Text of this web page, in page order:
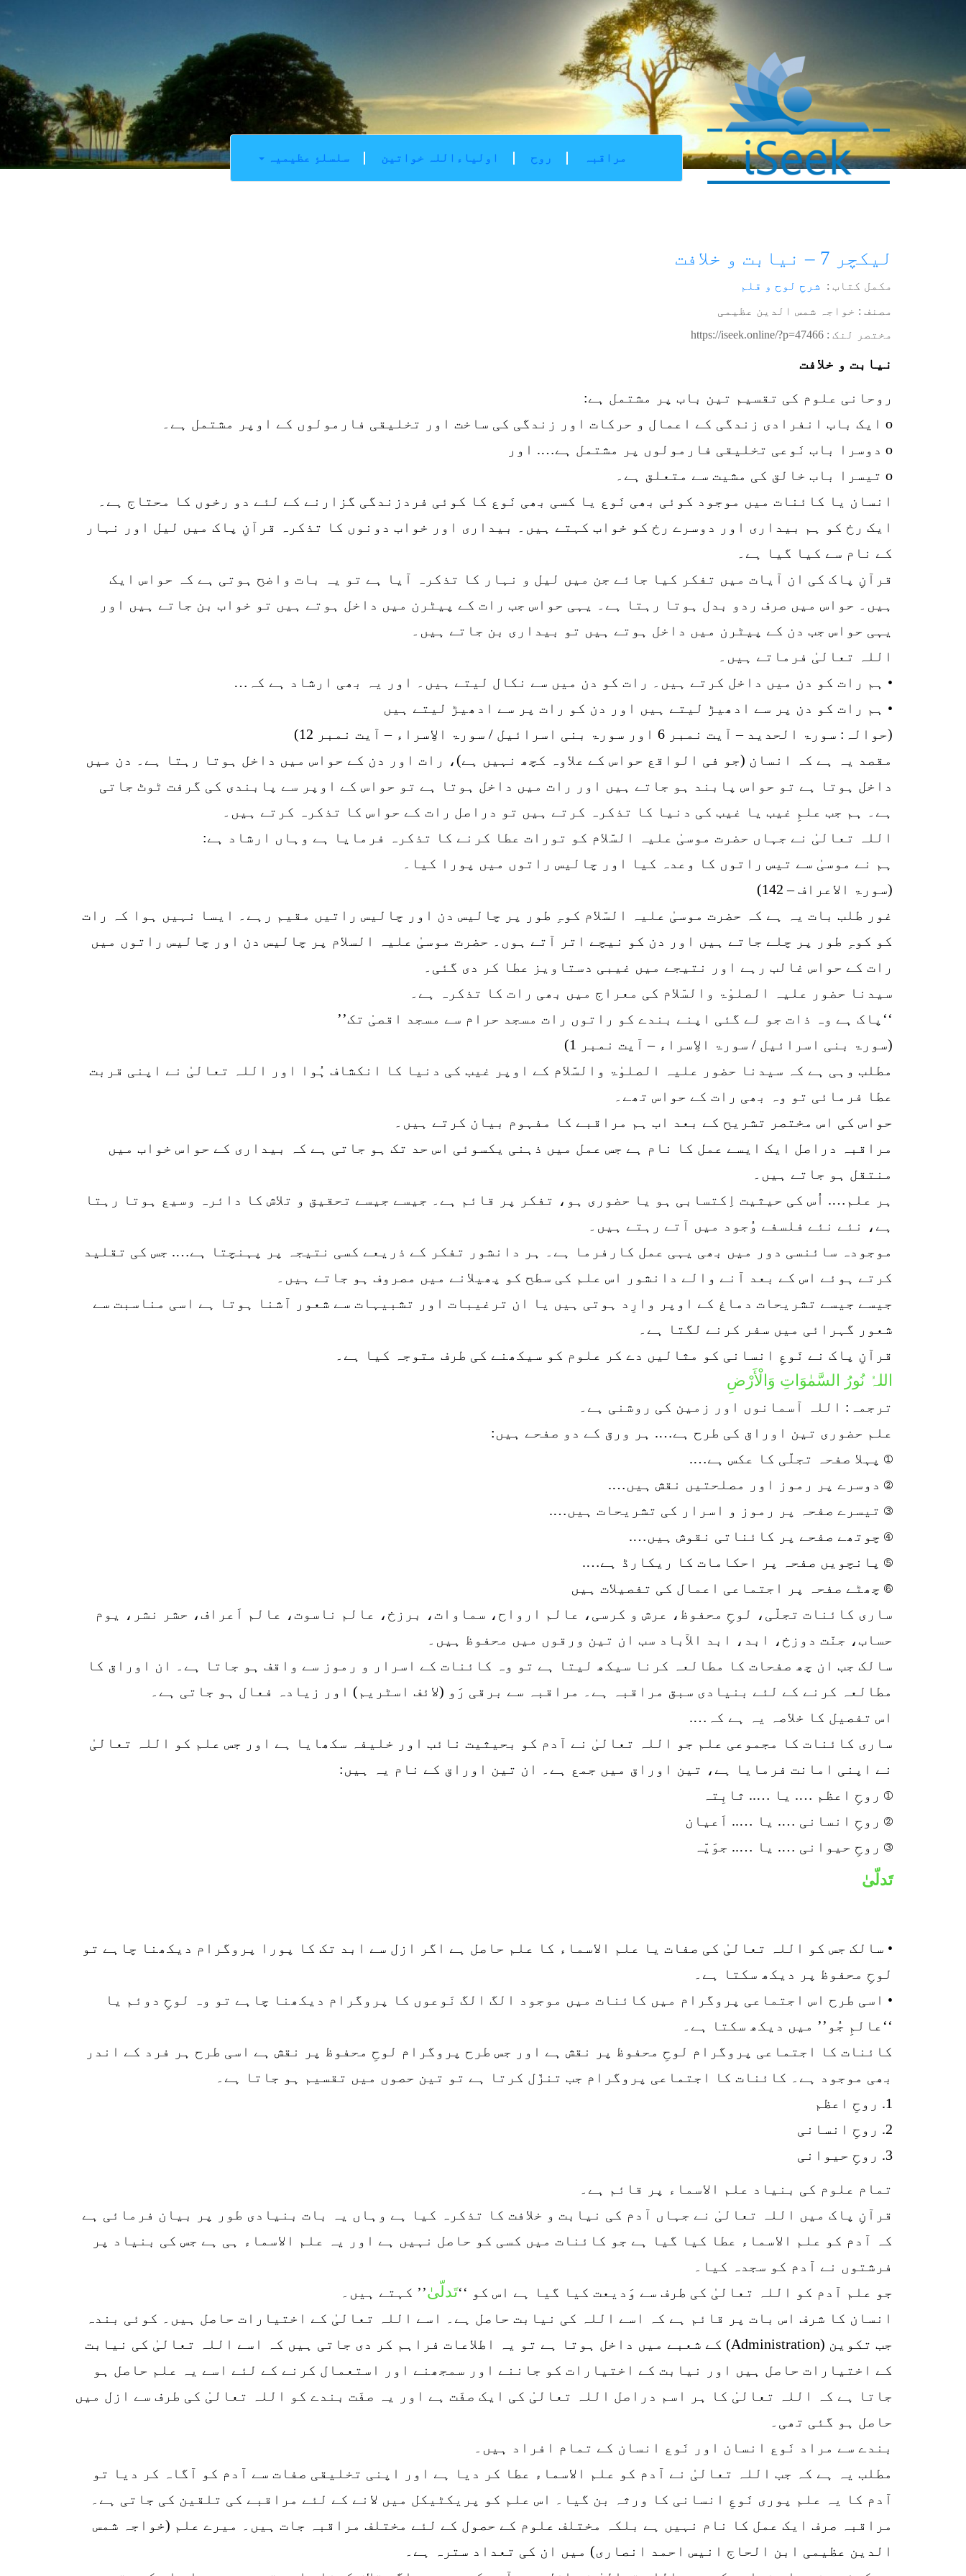
سلسلۂِ عظیمیہ اولیاءاللہ خواتین روح مراقبہ
لیکچر 7 – نیابت و خلافت
مکمل کتاب : شرحِ لوح و قلم
مصنف : خواجہ شمس الدین عظیمی
مختصر لنک : https://iseek.online/?p=47466
نیابت و خلافت
روحانی علوم کی تقسیم تین باب پر مشتمل ہے:
o ایک باب انفرادی زندگی کے اعمال و حرکات اور زندگی کی ساخت اور تخلیقی فارمولوں کے اوپر مشتمل ہے۔
o دوسرا باب نَوعی تخلیقی فارمولوں پر مشتمل ہے…. اور
o تیسرا باب خالق کی مشیت سے متعلق ہے۔
انسان یا کائنات میں موجود کوئی بھی نَوع یا کسی بھی نَوع کا کوئی فردزندگی گزارنے کے لئے دو رخوں کا محتاج ہے۔
ایک رخ کو ہم بیداری اور دوسرے رخ کو خواب کہتے ہیں۔ بیداری اور خواب دونوں کا تذکرہ قرآنِ پاک میں لیل اور نہار
کے نام سے کیا گیا ہے۔
قرآنِ پاک کی ان آیات میں تفکر کیا جائے جن میں لیل و نہار کا تذکرہ آیا ہے تو یہ بات واضح ہوتی ہے کہ حواس ایک
ہیں۔ حواس میں صرف ردو بدل ہوتا رہتا ہے۔ یہی حواس جب رات کے پیٹرن میں داخل ہوتے ہیں تو خواب بن جاتے ہیں اور
یہی حواس جب دن کے پیٹرن میں داخل ہوتے ہیں تو بیداری بن جاتے ہیں۔
اللہ تعالیٰ فرماتے ہیں۔
• ہم رات کو دن میں داخل کرتے ہیں۔ رات کو دن میں سے نکال لیتے ہیں۔ اور یہ بھی ارشاد ہے کہ…
• ہم رات کو دن پر سے ادھیڑ لیتے ہیں اور دن کو رات پر سے ادھیڑ لیتے ہیں
(حوالہ: سورۃ الحدید – آیت نمبر 6 اور سورۃ بنی اسرائیل / سورۃ الاِسراء – آیت نمبر 12)
مقصد یہ ہے کہ انسان (جو فی الواقع حواس کے علاوہ کچھ نہیں ہے)، رات اور دن کے حواس میں داخل ہوتا رہتا ہے۔ دن میں
داخل ہوتا ہے تو حواس پابند ہو جاتے ہیں اور رات میں داخل ہوتا ہے تو حواس کے اوپر سے پابندی کی گرفت ٹوٹ جاتی
ہے۔ ہم جب علمِ غیب یا غیب کی دنیا کا تذکرہ کرتے ہیں تو دراصل رات کے حواس کا تذکرہ کرتے ہیں۔
اللہ تعالیٰ نے جہاں حضرت موسیٰ علیہ السّلام کو تورات عطا کرنے کا تذکرہ فرمایا ہے وہاں ارشاد ہے:
ہم نے موسیٰ سے تیس راتوں کا وعدہ کیا اور چالیس راتوں میں پورا کیا۔
(سورۃ الاعراف – 142)
غور طلب بات یہ ہے کہ حضرت موسیٰ علیہ السّلام کوہِ طور پر چالیس دن اور چالیس راتیں مقیم رہے۔ ایسا نہیں ہوا کہ رات
کو کوہِ طور پر چلے جاتے ہیں اور دن کو نیچے اتر آتے ہوں۔ حضرت موسیٰ علیہ السلام پر چالیس دن اور چالیس راتوں میں
رات کے حواس غالب رہے اور نتیجے میں غیبی دستاویز عطا کر دی گئی۔
سیدنا حضور علیہ الصلوٰۃ والسّلام کی معراج میں بھی رات کا تذکرہ ہے۔
‘‘پاک ہے وہ ذات جو لے گئی اپنے بندے کو راتوں رات مسجد حرام سے مسجد اقصیٰ تک’’
(سورۃ بنی اسرائیل / سورۃ الاِسراء – آیت نمبر 1)
مطلب وہی ہے کہ سیدنا حضور علیہ الصلوٰۃ والسّلام کے اوپر غیب کی دنیا کا انکشاف ہُوا اور اللہ تعالیٰ نے اپنی قربت
عطا فرمائی تو وہ بھی رات کے حواس تھے۔
حواس کی اس مختصر تشریح کے بعد اب ہم مراقبے کا مفہوم بیان کرتے ہیں۔
مراقبہ دراصل ایک ایسے عمل کا نام ہے جس عمل میں ذہنی یکسوئی اس حد تک ہو جاتی ہے کہ بیداری کے حواس خواب میں
منتقل ہو جاتے ہیں۔
ہر علم…. اُس کی حیثیت اِکتسابی ہو یا حضوری ہو، تفکر پر قائم ہے۔ جیسے جیسے تحقیق و تلاش کا دائرہ وسیع ہوتا رہتا
ہے، نئے نئے فلسفے وُجود میں آتے رہتے ہیں۔
موجودہ سائنسی دور میں بھی یہی عمل کارفرما ہے۔ ہر دانشور تفکر کے ذریعے کسی نتیجہ پر پہنچتا ہے…. جس کی تقلید
کرتے ہوئے اس کے بعد آنے والے دانشور اس علم کی سطح کو پھیلانے میں مصروف ہو جاتے ہیں۔
جیسے جیسے تشریحات دماغ کے اوپر وارِد ہوتی ہیں یا ان ترغیبات اور تشبیہات سے شعور آشنا ہوتا ہے اسی مناسبت سے
شعور گہرائی میں سفر کرنے لگتا ہے۔
قرآنِ پاک نے نَوعِ انسانی کو مثالیں دے کر علوم کو سیکھنے کی طرف متوجہ کیا ہے۔
اللہُ نُورُ السَّمٰوَاتِ وَالْأَرْضِ
ترجمہ: اللہ آسمانوں اور زمین کی روشنی ہے۔
علم حضوری تین اوراق کی طرح ہے…. ہر ورق کے دو صفحے ہیں:
① پہلا صفحہ تجلّی کا عکس ہے….
② دوسرے پر رموز اور مصلحتیں نقش ہیں….
③ تیسرے صفحہ پر رموز و اسرار کی تشریحات ہیں….
④ چوتھے صفحے پر کائناتی نقوش ہیں….
⑤ پانچویں صفحہ پر احکامات کا ریکارڈ ہے….
⑥ چھٹے صفحہ پر اجتماعی اعمال کی تفصیلات ہیں
ساری کائنات تجلّی، لوحِ محفوظ، عرش و کرسی، عالم ارواح، سماوات، برزخ، عالم ناسوت، عالم اَعراف، حشر نشر، یوم
حساب، جنّت دوزخ، ابد، ابد الآباد سب ان تین ورقوں میں محفوظ ہیں۔
سالک جب ان چھ صفحات کا مطالعہ کرنا سیکھ لیتا ہے تو وہ کائنات کے اسرار و رموز سے واقف ہو جاتا ہے۔ ان اوراق کا
مطالعہ کرنے کے لئے بنیادی سبق مراقبہ ہے۔ مراقبہ سے برقی رَو (لائف اسٹریم) اور زیادہ فعال ہو جاتی ہے۔
اس تفصیل کا خلاصہ یہ ہے کہ….
ساری کائنات کا مجموعی علم جو اللہ تعالیٰ نے آدم کو بحیثیت نائب اور خلیفہ سکھایا ہے اور جس علم کو اللہ تعالیٰ
نے اپنی امانت فرمایا ہے، تین اوراق میں جمع ہے۔ ان تین اوراق کے نام یہ ہیں:
① روحِ اعظم …. یا ….. ثابِتہ
② روحِ انسانی …. یا ….. اَعیان
③ روحِ حیوانی …. یا ….. جوَیّہ
تَدلّیٰ
• سالک جس کو اللہ تعالیٰ کی صفات یا علم الاسماء کا علم حاصل ہے اگر ازل سے ابد تک کا پورا پروگرام دیکھنا چاہے تو
لوحِ محفوظ پر دیکھ سکتا ہے۔
• اسی طرح اس اجتماعی پروگرام میں کائنات میں موجود الگ الگ نَوعوں کا پروگرام دیکھنا چاہے تو وہ لوحِ دوئم یا
‘‘عالمِ جُو’’ میں دیکھ سکتا ہے۔
کائنات کا اجتماعی پروگرام لوحِ محفوظ پر نقش ہے اور جس طرح پروگرام لوحِ محفوظ پر نقش ہے اسی طرح ہر فرد کے اندر
بھی موجود ہے۔ کائنات کا اجتماعی پروگرام جب تنزّل کرتا ہے تو تین حصوں میں تقسیم ہو جاتا ہے۔
1. روحِ اعظم
2. روحِ انسانی
3. روحِ حیوانی
تمام علوم کی بنیاد علم الاسماء پر قائم ہے۔
قرآنِ پاک میں اللہ تعالیٰ نے جہاں آدم کی نیابت و خلافت کا تذکرہ کیا ہے وہاں یہ بات بنیادی طور پر بیان فرمائی ہے
کہ آدم کو علم الاسماء عطا کیا گیا ہے جو کائنات میں کسی کو حاصل نہیں ہے اور یہ علم الاسماء ہی ہے جس کی بنیاد پر
فرشتوں نے آدم کو سجدہ کیا۔
جو علم آدم کو اللہ تعالیٰ کی طرف سے وَدیعت کیا گیا ہے اس کو ‘‘تَدلّیٰ’’ کہتے ہیں۔
انسان کا شرف اس بات پر قائم ہے کہ اسے اللہ کی نیابت حاصل ہے۔ اسے اللہ تعالیٰ کے اختیارات حاصل ہیں۔ کوئی بندہ
جب تکوین (Administration) کے شعبے میں داخل ہوتا ہے تو یہ اطلاعات فراہم کر دی جاتی ہیں کہ اسے اللہ تعالیٰ کی نیابت
کے اختیارات حاصل ہیں اور نیابت کے اختیارات کو جاننے اور سمجھنے اور استعمال کرنے کے لئے اسے یہ علم حاصل ہو
جاتا ہے کہ اللہ تعالیٰ کا ہر اسم دراصل اللہ تعالیٰ کی ایک صفَت ہے اور یہ صفَت بندے کو اللہ تعالیٰ کی طرف سے ازل میں
حاصل ہو گئی تھی۔
بندے سے مراد نَوع انسان اور نَوع انسان کے تمام افراد ہیں۔
مطلب یہ ہے کہ جب اللہ تعالیٰ نے آدم کو علم الاسماء عطا کر دیا ہے اور اپنی تخلیقی صفات سے آدم کو آگاہ کر دیا تو
آدم کا یہ علم پوری نَوعِ انسانی کا ورثہ بن گیا۔ اس علم کو پریکٹیکل میں لانے کے لئے مراقبے کی تلقین کی جاتی ہے۔
مراقبہ صرف ایک عمل کا نام نہیں ہے بلکہ مختلف علوم کے حصول کے لئے مختلف مراقبہ جات ہیں۔ میرے علم (خواجہ شمس
الدین عظیمی ابن الحاج انیس احمد انصاری) میں ان کی تعداد سترہ ہے۔